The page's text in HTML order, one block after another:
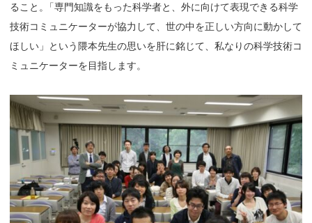
ること 。
「専門知識をもった科学者と、外に向けて表現できる科学
技術コミュニケーターが協力して、世の中を正しい方向に動かして
ほしい」という隈本先生の思いを肝に銘じて、私なりの科学技術コ
ミュニケーターを目指します。